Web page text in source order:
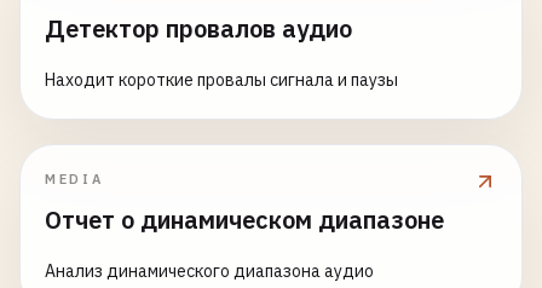
Детектор провалов аудио
Находит короткие провалы сигнала и паузы
MEDIA
Отчет о динамическом диапазоне
Анализ динамического диапазона аудио